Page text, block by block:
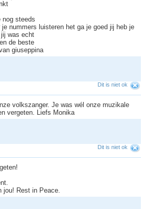
nog steeds
nummers luisteren het ga je goed jij heb je
was echt
de beste
giuseppina
Dit is niet ok
volkszanger. Je was wél onze muzikale
vergeten. Liefs Monika
Dit is niet ok
jou! Rest in Peace.